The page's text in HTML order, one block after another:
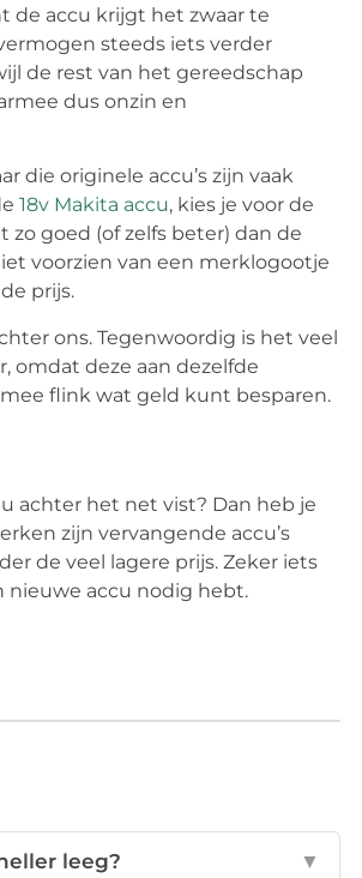
de accu krijgt het zwaar te
steeds iets verder
de rest van het gereedschap
dus onzin en
die originele accu’s zijn vaak
18v Makita accu, kies je voor de
zo goed (of zelfs beter) dan de
voorzien van een merklogootje
prijs.
ons. Tegenwoordig is het veel
omdat deze aan dezelfde
flink wat geld kunt besparen.
achter het net vist? Dan heb je
zijn vervangende accu’s
de veel lagere prijs. Zeker iets
nieuwe accu nodig hebt.
leeg? ▼